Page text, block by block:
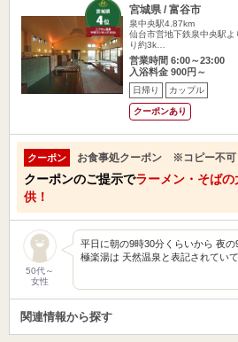
宮城県 / 富谷市
泉中央駅4.87km
仙台市営地下鉄泉中央駅
り約3k…
営業時間 6:00～23:00
入浴料金 900円～
日帰り カップル
クーポンあり
クーポン お食事処クーポン ※コピー不可
クーポンのご提示でラーメン・そば
供！
50代～
女性
平日に朝の9時30分くらいから 夜の
極楽湯は 天然温泉と表記されてい
関連情報から探す